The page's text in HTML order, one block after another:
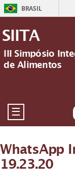
BRASIL
SIITA
III Simpósio
de Alimentos
☰
WhatsApp
19.23.20